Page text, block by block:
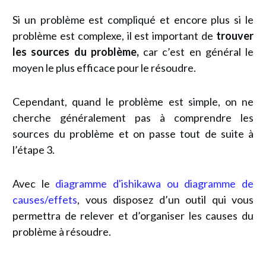
Si un problème est compliqué et encore plus si le
problème est complexe, il est important de trouver
les sources du problème,car c’est en général le
moyen le plus efficace pour le résoudre.
Cependant, quand le problème est simple, on ne
cherche généralement pas à comprendre les
sources du problème et on passe tout de suite à
l’étape 3.
Avec le diagramme d'ishikawa ou diagramme de
causes/effets, vous disposez d’un outil qui vous
permettra de relever et d’organiser les causes du
problème à résoudre.